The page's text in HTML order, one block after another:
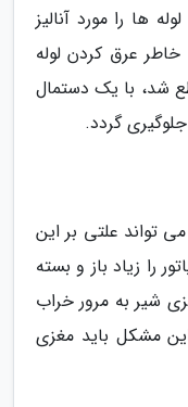
ها را مورد آنالیز
عرق کردن لوله
شد، با یک دستمال
گردد.
تواند علتی بر این
را زیاد باز و بسته
شیر به مرور خراب
مشکل باید مغزی